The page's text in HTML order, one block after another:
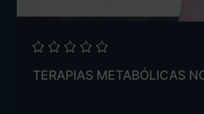
TERAPIAS METABÓLICAS